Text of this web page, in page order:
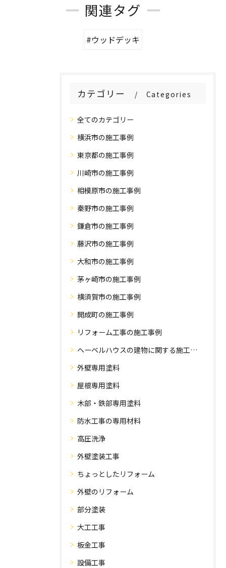
関連タグ
#ウッドデッキ
カテゴリー Categories
全てのカテゴリー
横浜市の施工事例
東京都の施工事例
川崎市の施工事例
相模原市の施工事例
秦野市の施工事例
鎌倉市の施工事例
藤沢市の施工事例
大和市の施工事例
茅ヶ崎市の施工事例
横須賀市の施工事例
開成町の施工事例
リフォーム工事の施工事例
ヘーベルハウスの建物に関する施工事例
外壁専用塗料
屋根専用塗料
木部・鉄部専用塗料
防水工事の専用材料
高圧洗浄
外壁塗装工事
ちょっとしたリフォーム
外壁のリフォーム
部分塗装
大工工事
板金工事
設備工事